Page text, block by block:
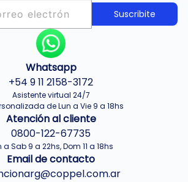
Suscribite
Whatsapp
+54 9 11 2158-3172
Asistente virtual 24/7
de Lun a Vie 9 a 18hs
Atención al cliente
0800-122-67735
a Sab 9 a 22hs, Dom 11 a 18hs
Email de contacto